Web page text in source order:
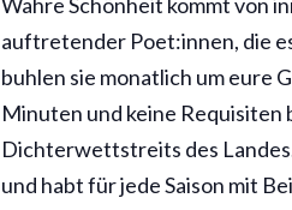
Wahre Schönheit kommt von
auftretender Poet:innen, die
buhlen sie monatlich um eure
Minuten und keine Requisiten
Dichterwettstreits des
und habt für jede Saison mit